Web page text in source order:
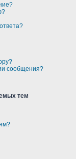
сообщения?
тем